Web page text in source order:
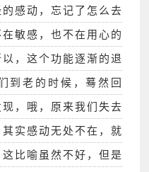
感动，忘记了怎么去
敏感，也不在用心的
，这个功能逐渐的退
到老的时候，蓦然回
，哦，原来我们失去
实感动无处不在，就
比喻虽然不好，但是